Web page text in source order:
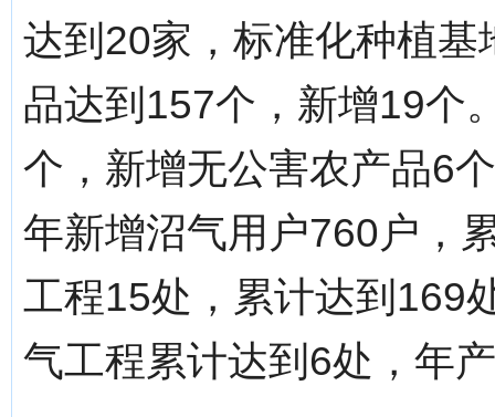
达到20家，标准化种植基
品达到157个，新增19个
个，新增无公害农产品6
年新增沼气用户760户，
工程15处，累计达到169
气工程累计达到6处，年